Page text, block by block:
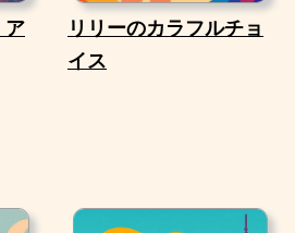
ア
リリーのカラフルチョ
イス